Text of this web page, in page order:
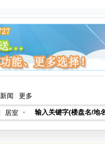
新闻 更多
居室